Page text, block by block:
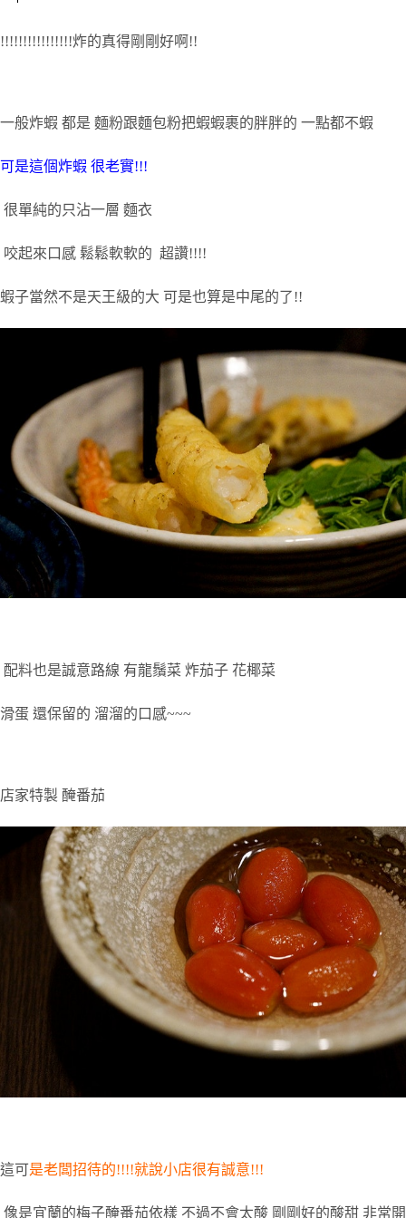
!!!!!!!!!!!!!!!!炸的真得剛剛好啊 !!
一般炸蝦 都是 麵粉跟麵包粉把蝦蝦裹的胖胖的 一點都不蝦
可是這個炸蝦 很老實!!!
很單純的只沾一層 麵衣
咬起來口感 鬆鬆軟軟的 超讚!!!!
蝦子當然不是天王級的大 可是也算是中尾的了!!
配料也是誠意路線 有龍鬚菜 炸茄子 花椰菜
滑蛋 還保留的 溜溜的口感~~~
店家特製 醃番茄
這可是老闆招待的!!!!就說小店很有誠意!!!
像是宜蘭的梅子醃番茄依樣 不過不會太酸 剛剛好的酸甜 非常開